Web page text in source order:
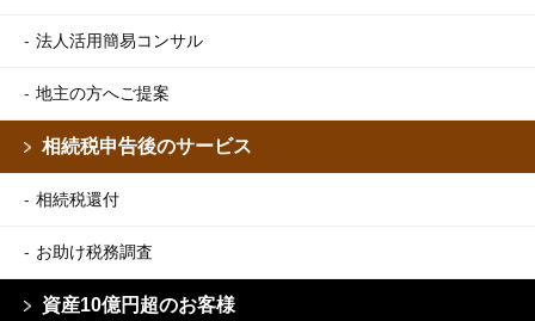
法人活用簡易コンサル
地主の方へご提案
相続税申告後のサービス
相続税還付
お助け税務調査
資産10億円超のお客様